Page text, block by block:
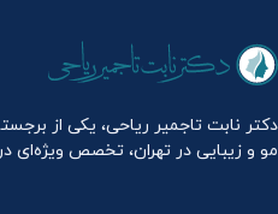
دکتر نابت تاجمیر ریاحی، یکی از
مو و زیبایی در تهران، تخصص ویژه‌ای